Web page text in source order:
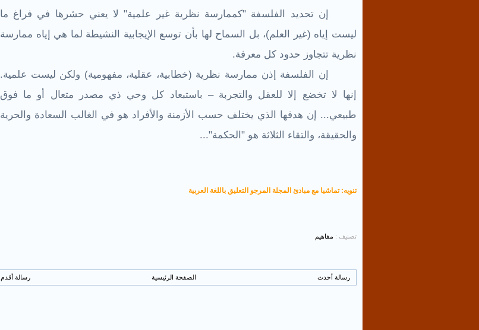
إن تحديد الفلسفة "كممارسة نظرية غير علمية" لا يعني حشرها في فراغ ما
ليست إياه (غير العلم)، بل السماح لها بأن توسع الإيجابية النشيطة لما هي إياه ممارسة
نظرية تتجاوز حدود كل معرفة.
إن الفلسفة إذن ممارسة نظرية (خطابية، عقلية، مفهومية) ولكن ليست علمية.
إنها لا تخضع إلا للعقل والتجربة – باستبعاد كل وحي ذي مصدر متعال أو ما فوق
طبيعي... إن هدفها الذي يختلف حسب الأزمنة والأفراد هو في الغالب السعادة والحرية
والحقيقة، والتقاء الثلاثة هو "الحكمة"...
تنويه: تماشيا مع مبادئ المجلة المرجو التعليق باللغة العربية
تصنيف : مفاهيم
رسالة أحدث رسالة أقدم الصفحة الرئيسية